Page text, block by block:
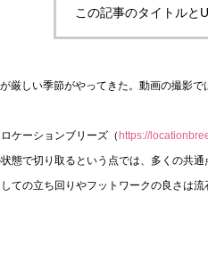
この記事のタイトルと
厳しい季節がやってきた。動画の撮影
ケーションブリーズ（ https://
態で切り取るという点では、多くの共
ての立ち回りやフットワークの良さは